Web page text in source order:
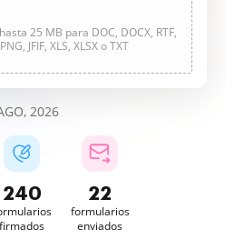
25 MB para DOC, DOCX, RTF,
JFIF, XLS, XLSX o TXT
2026
240
firmados
22
formularios
enviados